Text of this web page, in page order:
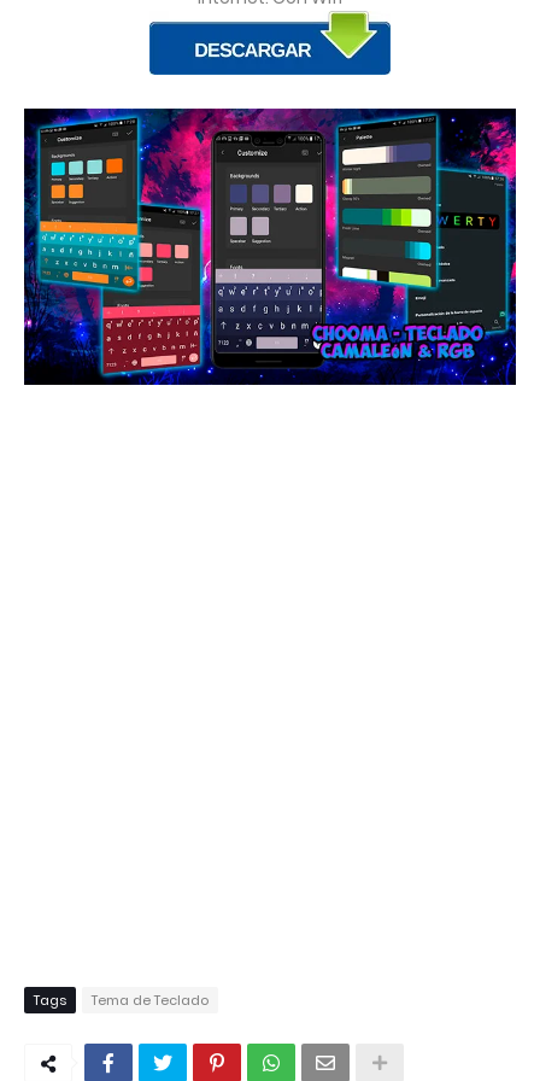
Tags Tema de Teclado